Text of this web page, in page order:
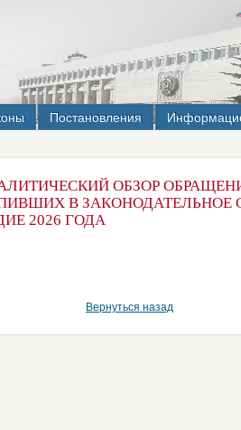
Постановления
ОБЗОР
В ЗАКОНОДАТЕЛЬНОЕ
2026 ГОДА
Вернуться назад